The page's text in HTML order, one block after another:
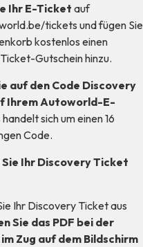
Ihr E-Ticket auf
ticketsund fügen Sie
kostenlos einen
Gutschein hinzu.
auf den Code Discovery
Ihrem Autoworld-E-
handelt sich um einen 16
Code.
Ihr Discovery Ticket
Ihr Discovery Ticket aus
Sie das PDF bei der
Zug auf dem Bildschirm